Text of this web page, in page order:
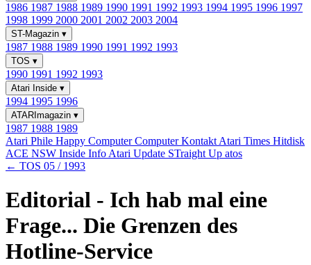
1986 1987 1988 1989 1990 1991 1992 1993 1994 1995 1996 1997
1998 1999 2000 2001 2002 2003 2004
ST-Magazin ▾
1987 1988 1989 1990 1991 1992 1993
TOS ▾
1990 1991 1992 1993
Atari Inside ▾
1994 1995 1996
ATARImagazin ▾
1987 1988 1989
Atari Phile Happy ComputerComputer Kontakt Atari Times Hitdisk
ACE NSW Inside Info Atari Update STraight Up atos
← TOS 05 / 1993
Editorial - Ich hab mal eine
Frage... Die Grenzen des
Hotline-Service